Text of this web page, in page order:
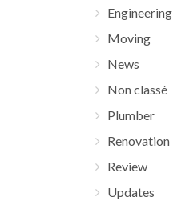
Engineering
Moving
News
Non classé
Plumber
Renovation
Review
Updates